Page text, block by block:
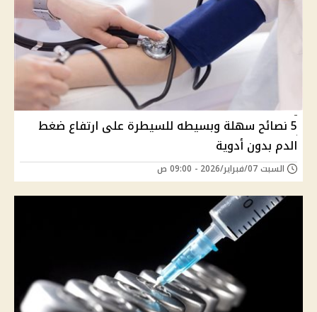
5 نصائح سهلة وبسيطه للسيطرة على ارتفاع ضغط
الدم بدون أدوية
السبت 07/فبراير/2026 - 09:00 ص